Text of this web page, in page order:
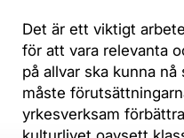
Det är ett viktigt
för att vara relevanta
på allvar ska kunna
måste
yrkesverksam